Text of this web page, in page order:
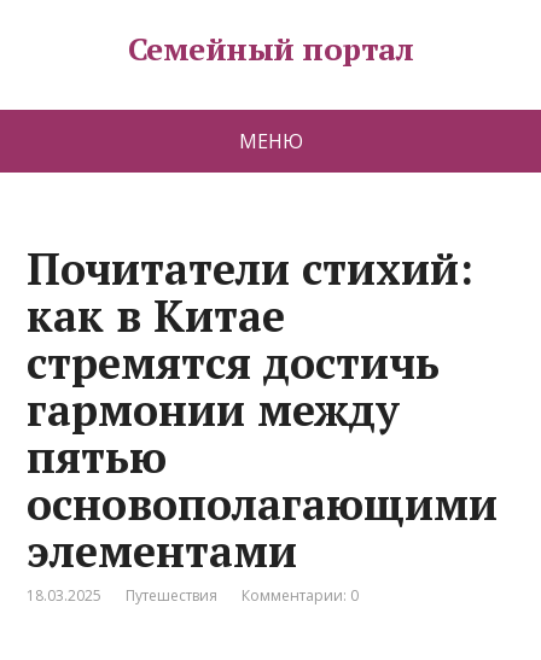
Семейный портал
МЕНЮ
Почитатели стихий:
как в Китае
стремятся достичь
гармонии между
пятью
основополагающими
элементами
18.03.2025 Путешествия Комментарии: 0